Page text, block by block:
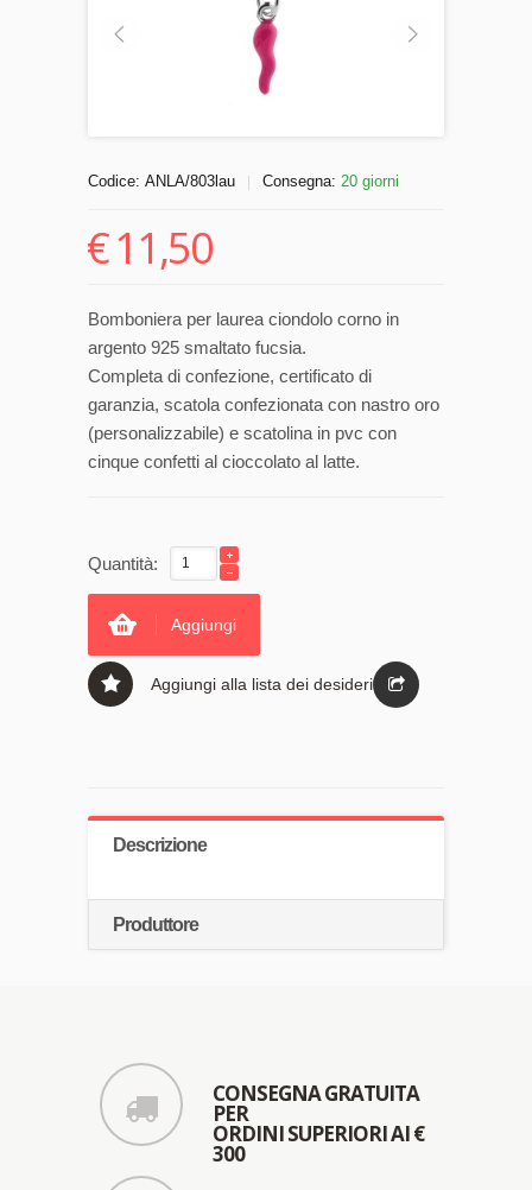
Codice: ANLA/803lau Consegna: 20 giorni
€11,50
Bomboniera per laurea ciondolo corno in
argento 925 smaltato fucsia.
Completa di confezione, certificato di
garanzia, scatola confezionata con nastro oro
(personalizzabile) e scatolina in pvc con
cinque confetti al cioccolato al latte.
Quantità:
Aggiungi
Aggiungi alla lista dei desideri
Descrizione
Produttore
CONSEGNA GRATUITA
PER
ORDINI SUPERIORI AI €
300